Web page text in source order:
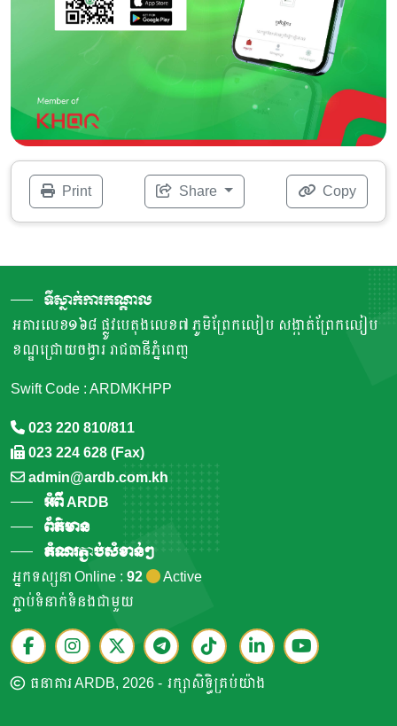
Print Share Copy
ទីស្នាក់ការកណ្តាល
អគារលេខ១៦៨ ផ្លូវបេតុងលេខ៧ ភូមិព្រែកលៀប សង្កាត់ព្រែកលៀប
ខណ្ឌជ្រោយចង្វារ រាជធានីភ្នំពេញ
Swift Code : ARDMKHPP
023 220 810/811
023 224 628 (Fax)
admin@ardb.com.kh
អំពី ARDB
ព័ត៌មាន
តំណរភ្ជាប់សំខាន់ៗ
អ្នកទស្សនា Online : 92
Active
ភ្ជាប់ទំនាក់ទំនងជាមួយ
ធនាគារ ARDB, 2026 - រក្សាសិទ្ធិគ្រប់យ៉ាង